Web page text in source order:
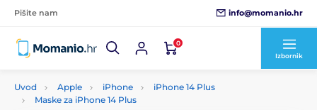
Pišite nam info@momanio.hr
0
Izbornik
Uvod Apple iPhone
iPhone 14 Plus
Maske za iPhone 14 Plus